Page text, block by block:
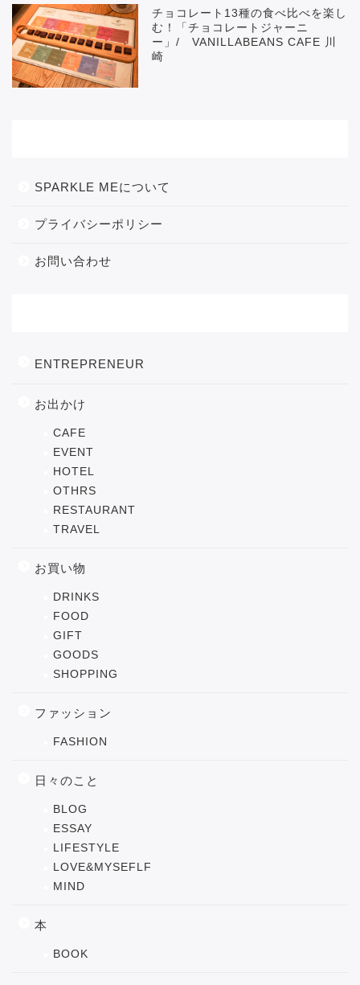
チョコレート13種の食べ比べを楽し
む！「チョコレートジャーニ
ー」/ VANILLABEANS CAFE 川
崎
SPARKLE MEについて
プライバシーポリシー
お問い合わせ
ENTREPRENEUR
お出かけ
CAFE
EVENT
HOTEL
OTHRS
RESTAURANT
TRAVEL
お買い物
DRINKS
FOOD
GIFT
GOODS
SHOPPING
ファッション
FASHION
日々のこと
BLOG
ESSAY
LIFESTYLE
LOVE&MYSEFLF
MIND
本
BOOK